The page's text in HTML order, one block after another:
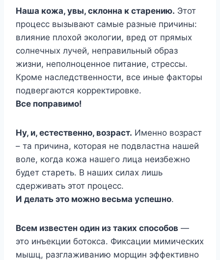
Наша кожа, увы, склонна к старению. Этот
процесс вызывают самые разные причины:
влияние плохой экологии, вред от прямых
солнечных лучей, неправильный образ
жизни, неполноценное питание, стрессы.
Кроме наследственности, все иные факторы
подвергаются корректировке.
Все поправимо!
Ну, и, естественно, возраст. Именно возраст
– та причина, которая не подвластна нашей
воле, когда кожа нашего лица неизбежно
будет стареть. В наших силах лишь
сдерживать этот процесс.
И делать это можно весьма успешно.
Всем известен один из таких способов —
это инъекции ботокса. Фиксации мимических
мышц, разглаживанию морщин эффективно